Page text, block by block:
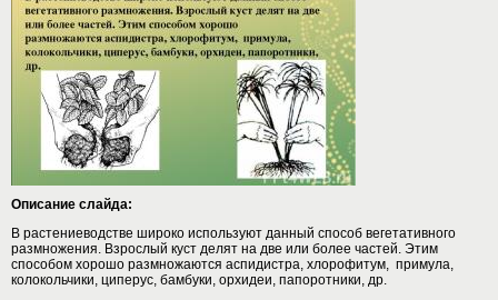
Описание слайда:
В растениеводстве широко используют данный способ вегетативного
размножения. Взрослый куст делят на две или более частей. Этим
способом хорошо размножаются аспидистра, хлорофитум, примула,
колокольчики, циперус, бамбуки, орхидеи, папоротники, др.